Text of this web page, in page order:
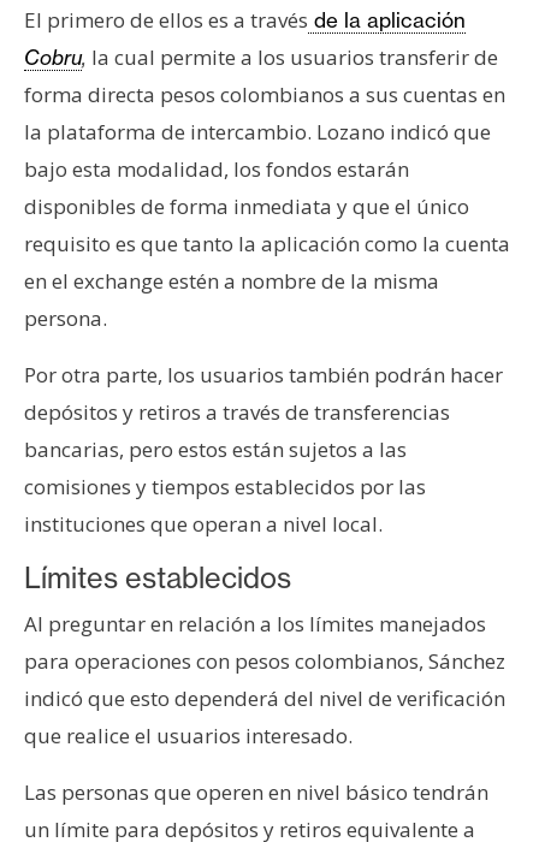
e
m
a
s
R
e
u
r
o
s
C
o
t
a
t
o
y
u
b
El primero de ellos es a través de la aplicación
Cobru, la cual permite a los usuarios transferir de
forma directa pesos colombianos a sus cuentas en
la plataforma de intercambio. Lozano indicó que
bajo esta modalidad, los fondos estarán
disponibles de forma inmediata y que el único
requisito es que tanto la aplicación como la cuenta
en el exchange estén a nombre de la misma
persona.
Por otra parte, los usuarios también podrán hacer
depósitos y retiros a través de transferencias
bancarias, pero estos están sujetos a las
comisiones y tiempos establecidos por las
instituciones que operan a nivel local.
Límites establecidos
Al preguntar en relación a los límites manejados
para operaciones con pesos colombianos, Sánchez
indicó que esto dependerá del nivel de verificación
que realice el usuarios interesado.
Las personas que operen en nivel básico tendrán
un límite para depósitos y retiros equivalente a